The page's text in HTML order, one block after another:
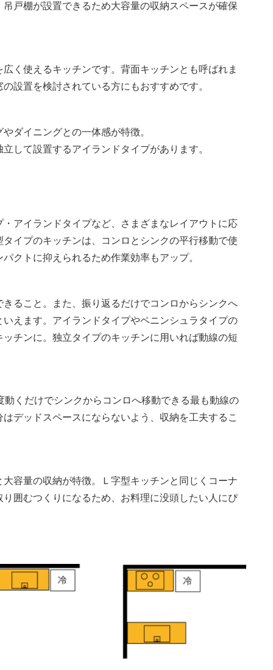
戸棚が設置できるため大容量の収納スペースが確保
く使えるキッチンです。背面キッチンとも呼ばれま
設置を検討されている方にもおすすめです。
ダイニングとの一体感が特徴。
して設置するアイランドタイプがあります。
アイランドタイプなど、さまざまなレイアウトに応
イプのキッチンは、コンロとシンクの平行移動で使
クトに抑えられるため作業効率もアップ。
ること。また、振り返るだけでコンロからシンクへ
えます。アイランドタイプやペニンシュラタイプの
チンに。独立タイプのキッチンに用いれば動線の短
くだけでシンクからコンロへ移動できる最も動線の
デッドスペースにならないよう、収納を工夫するこ
容量の収納が特徴。Ｌ字型キッチンと同じくコーナ
囲むつくりになるため、お料理に没頭したい人にぴ